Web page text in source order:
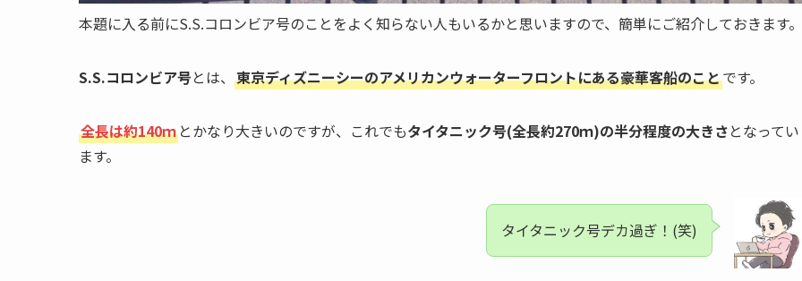
本題に入る前にS.S.コロンビア号のことをよく知らない人もいるかと思いますので、簡単にご紹介しておきます。
S.S.コロンビア号とは、 東京ディズニーシーのアメリカンウォーターフロントにある豪華客船のことです。
全長は約140ｍ とかなり大きいのですが、これでもタイタニック号(全長約270ｍ)の半分程度の大きさとなってい
ます。
タイタニック号デカ過ぎ！(笑)